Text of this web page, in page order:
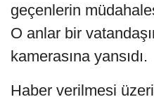
geçenlerin
O anlar bir
kamerasına yansıdı.
Haber verilmesi